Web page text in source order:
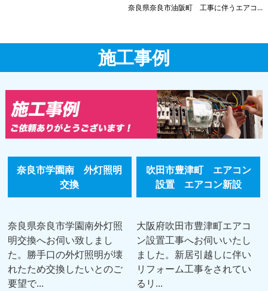
奈良県奈良市油阪町 工事に伴うエアコ...
施工事例
奈良市学園南 外灯照明
交換
奈良県奈良市学園南外灯照
明交換へお伺い致しまし
た。勝手口の外灯照明が壊
れたため交換したいとのご
要望で...
吹田市豊津町 エアコン
設置 エアコン新設
大阪府吹田市豊津町エアコ
ン設置工事へお伺いいたし
ました。新居引越しに伴い
リフォーム工事をされてい
るリ...